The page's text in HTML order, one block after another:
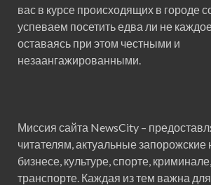
вас в курсе происходящих в городе
успеваем посетить едва ли не
оставаясь при этом честными и
незаангажированными.
Миссия сайта NewsCity –
читателям, актуальные запорожские
бизнесе, культуре, спорте,
транспорте. Каждая из тем важна